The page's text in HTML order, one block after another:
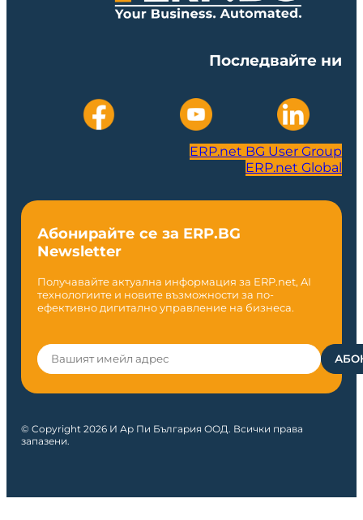
Последвайте ни
ERP.net BG User Group
ERP.net Global
Абонирайте се за ERP.BG
Newsletter
Получавайте актуална информация за ERP.net, AI
технологиите и новите възможности за по-
ефективно дигитално управление на бизнеса.
© Copyright 2026 И Ар Пи България ООД. Всички права
запазени.